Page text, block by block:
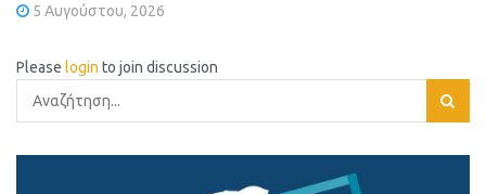
5 Αυγούστου, 2026
Please login to join discussion